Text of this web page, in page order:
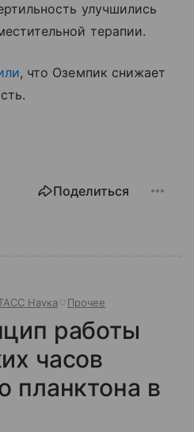
улучшились
терапии.
, что Оземпик снижает
Поделиться
Наука Прочее
работы
часов
планктона в